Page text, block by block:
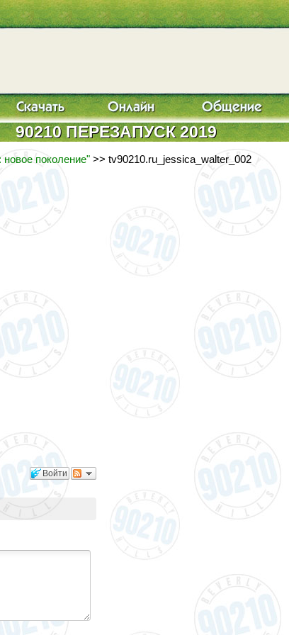
90210 ПЕРЕЗАПУСК 2019
поколение" >> tv90210.ru_jessica_walter_002
Войти